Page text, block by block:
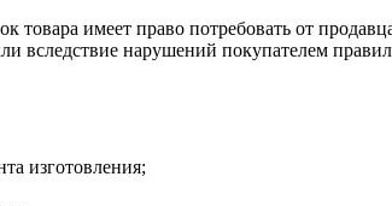
товара имеет право потребовать от
вследствие нарушений покупателем
изготовления;